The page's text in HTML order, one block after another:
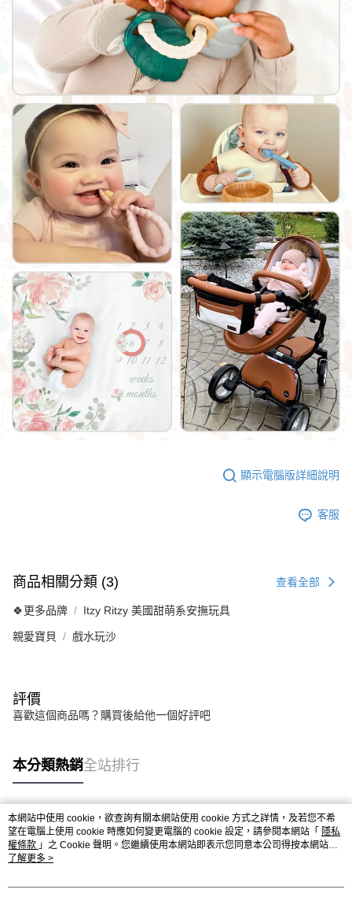
顯示電腦版詳細說明
客服
商品相關分類 (3) 查看全部
🍀更多品牌 Itzy Ritzy 美國甜萌系安撫玩具
親愛寶貝 戲水玩沙
評價
喜歡這個商品嗎？購買後給他一個好評吧
本分類熱銷全站排行
熱門標籤
本網站中使用 cookie，欲查詢有關本網站使用 cookie 方式之詳情，及若您不希
望在電腦上使用 cookie 時應如何變更電腦的 cookie 設定，請參閱本網站「 隱私
權條款 」之 Cookie 聲明。您繼續使用本網站即表示您同意本公司得按本網站使
用條款之 Cookie 聲明使用 cookie。
了解更多 >